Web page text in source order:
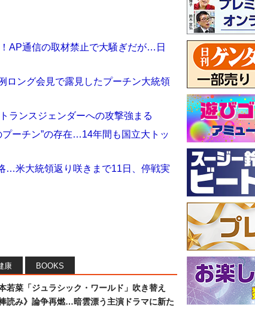
AP通信の取材禁止で大騒ぎだが…日
ロング会見で露見したプーチン大統領
ランスジェンダーへの攻撃強まる
ーチン”の存在…14年間も国立大トッ
…米大統領返り咲きまで11日、停戦実
康 BOOKS
若菜「ジュラシック・ワールド」吹き替え
棒読み》論争再燃…暗雲漂う主演ドラマに新た